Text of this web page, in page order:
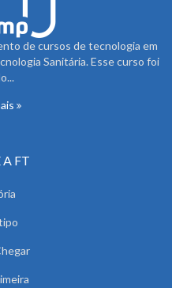
de cursos de tecnologia em
Sanitária. Esse curso foi
A FT